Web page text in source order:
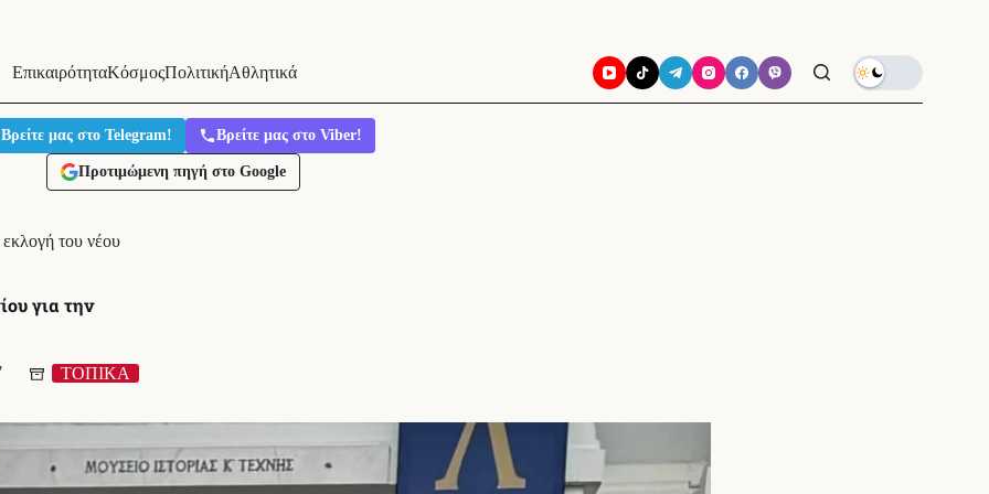
ΕπικαιρότηταΚόσμοςΠολιτικήΑθλητικά
Βρείτε μας στο Telegram! Βρείτε μας στο Viber!
Προτιμώμενη πηγή στο Google
του νέου
για την
ΤΟΠΙΚΑ